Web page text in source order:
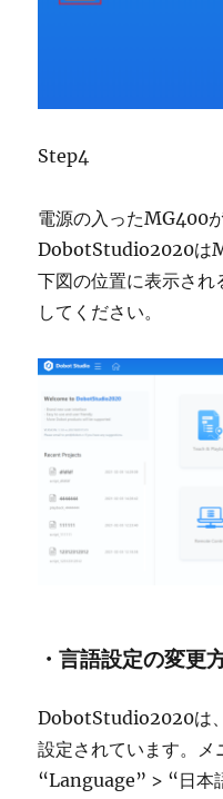
Step4
電源の入ったMG400
DobotStudio2020は
下図の位置に表示さ
してください。
・言語設定の変更
DobotStudio2020は
設定されています。メ
“Language” > “日本